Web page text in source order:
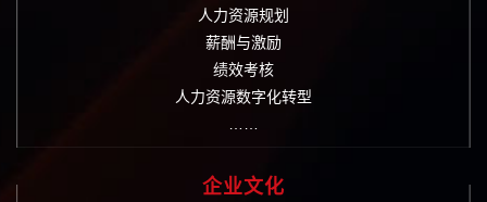
人力资源规划
薪酬与激励
绩效考核
人力资源数字化转型
企业文化